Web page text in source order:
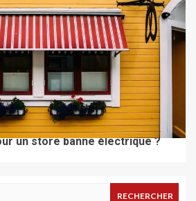
un store banne électrique ?